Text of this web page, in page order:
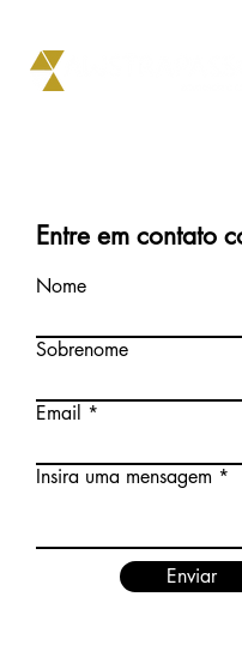
Entre em contato
Nome
Sobrenome
Email
Insira uma mensagem
Enviar